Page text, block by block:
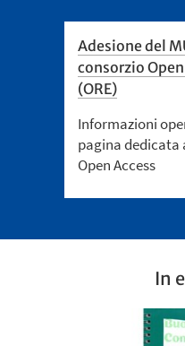
Adesione del
consorzio
(ORE)
Informazioni
pagina dedicata
Open Access
In